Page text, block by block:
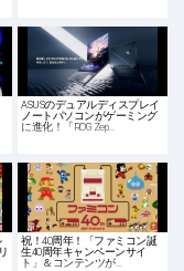
ASUSのデュアルディスプレイ
ノートパソコンがゲーミング
に進化！「ROG Zep…
祝！40周年！「ファミコン誕
生40周年キャンペーンサイ
ト」＆コンテンツが…